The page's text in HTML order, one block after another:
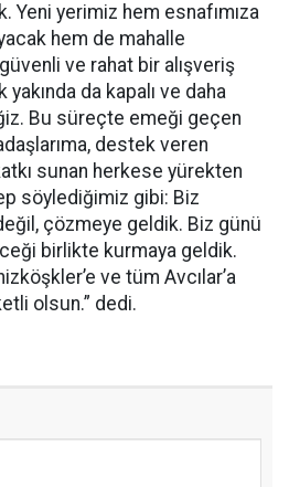
Yeni yerimiz hem esnafımıza
hem de mahalle
ve rahat bir alışveriş
da kapalı ve daha
Bu süreçte emeği geçen
destek veren
sunan herkese yürekten
söylediğimiz gibi: Biz
çözmeye geldik. Biz günü
birlikte kurmaya geldik.
ve tüm Avcılar’a
olsun.” dedi.